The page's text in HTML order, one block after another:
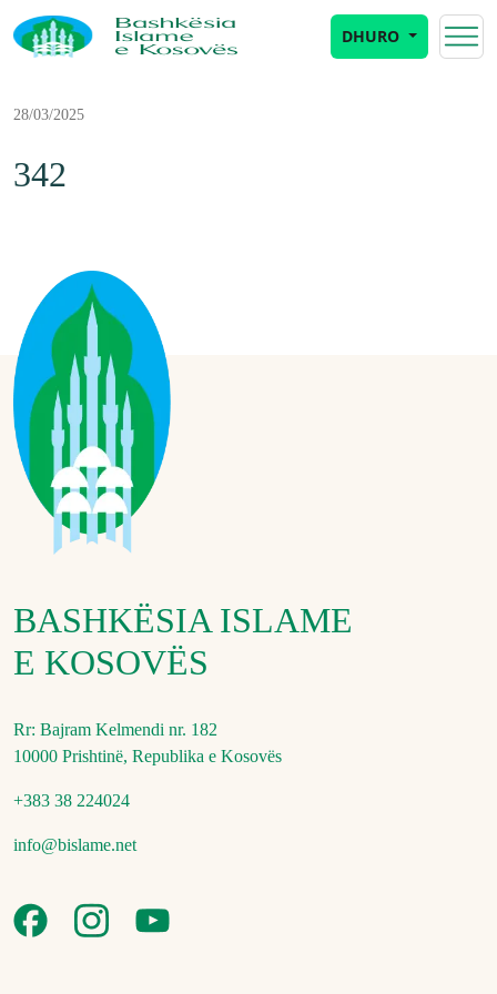
DHURO
28/03/2025
342
BASHKËSIA ISLAME
E KOSOVËS
Rr: Bajram Kelmendi nr. 182
10000 Prishtinë, Republika e Kosovës
+383 38 224024
info@bislame.net